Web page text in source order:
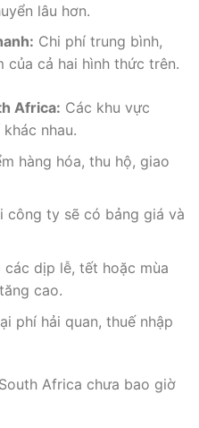
lâu hơn.
Chi phí trung bình,
của cả hai hình thức trên.
Africa: Các khu vực
nhau.
hàng hóa, thu hộ, giao
công ty sẽ có bảng giá và
các dịp lễ, tết hoặc mùa
cao.
phí hải quan, thuế nhập
Africa chưa bao giờ